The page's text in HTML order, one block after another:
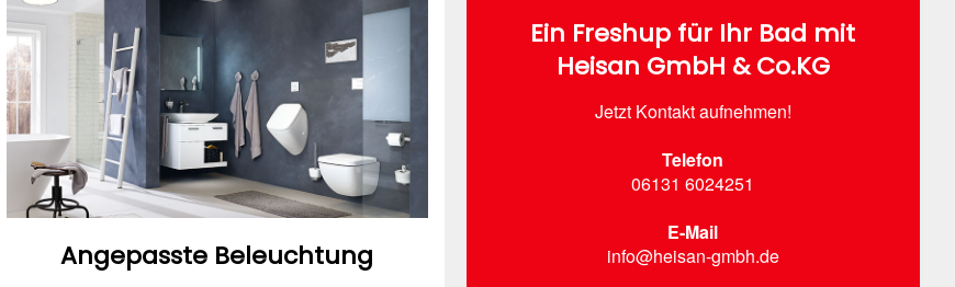
Angepasste Beleuchtung
Ein Freshup für Ihr Bad mit
Heisan GmbH & Co.KG
Jetzt Kontakt aufnehmen!
Telefon
06131 6024251
E-Mail
info@heisan-gmbh.de